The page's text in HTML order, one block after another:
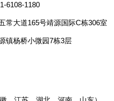
6108-1180
常大道165号靖源国际C栋306室
镇杨桥小微园7栋3层